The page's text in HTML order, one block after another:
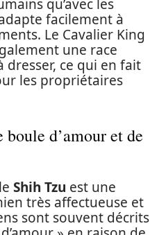
qu’avec les
facilement à
Le Cavalier King
une race
ce qui en fait
les propriétaires
d’amour et de
Shih Tzu est une
très affectueuse et
sont souvent décrits